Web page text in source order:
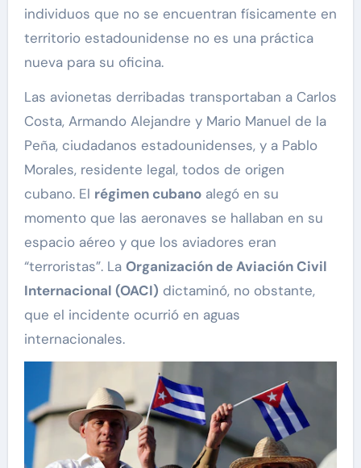
individuos que no se encuentran físicamente en
territorio estadounidense no es una práctica
nueva para su oficina.
Las avionetas derribadas transportaban a Carlos
Costa, Armando Alejandre y Mario Manuel de la
Peña, ciudadanos estadounidenses, y a Pablo
Morales, residente legal, todos de origen
cubano. El régimen cubanoalegó en su
momento que las aeronaves se hallaban en su
espacio aéreo y que los aviadores eran
“terroristas”. La Organización de Aviación Civil
Internacional (OACI) dictaminó, no obstante,
que el incidente ocurrió en aguas
internacionales.